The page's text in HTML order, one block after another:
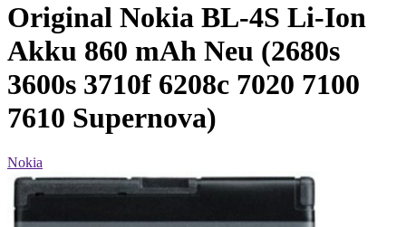
Original Nokia BL-4S Li-Ion
Akku 860 mAh Neu (2680s
3600s 3710f 6208c 7020 7100
7610 Supernova)
Nokia